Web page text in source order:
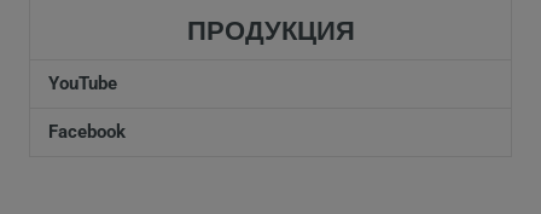
отправленоПРОДУКЦИЯ
YouTube
Facebook